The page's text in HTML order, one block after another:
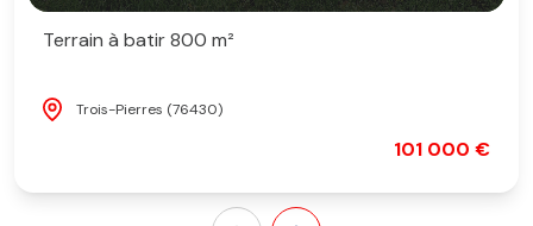
Terrain à batir 800 m²
Trois-Pierres (76430)
101 000 €